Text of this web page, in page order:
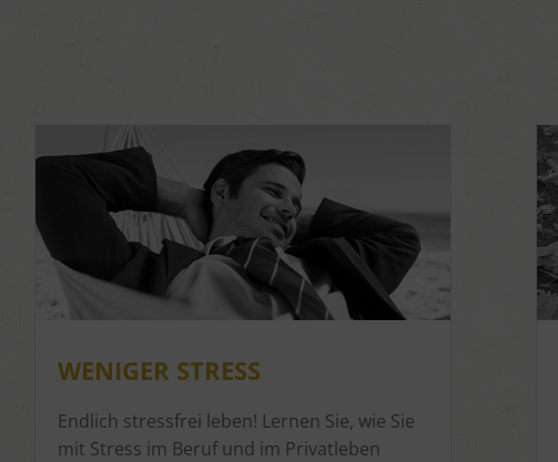
WENIGER STRESS
Endlich stressfrei leben! Lernen Sie, wie Sie
mit Stress im Beruf und im Privatleben